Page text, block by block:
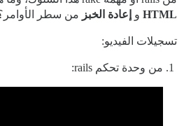
HTML و إعادة الخبز من سطر
تسجيلات الفيديو:
من وحدة تحكم rails: